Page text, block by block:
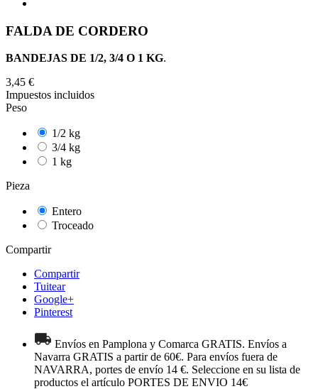
FALDA DE CORDERO
BANDEJAS DE 1/2, 3/4 O 1 KG.
3,45 €
Impuestos incluidos
Peso
1/2 kg
3/4 kg
1 kg
Pieza
Entero
Troceado
Compartir
Compartir
Tuitear
Google+
Pinterest
Envíos en Pamplona y Comarca GRATIS. Envíos a
Navarra GRATIS a partir de 60€. Para envíos fuera de
NAVARRA, portes de envío 14 €. Seleccione en su lista de
productos el artículo PORTES DE ENVIO 14€